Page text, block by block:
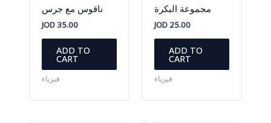
ناقوس مع جرس
JOD35.00
ADD TO
CART
فيزياء
مجموعة البكرة
JOD 25.00
ADD TO
CART
فيزياء